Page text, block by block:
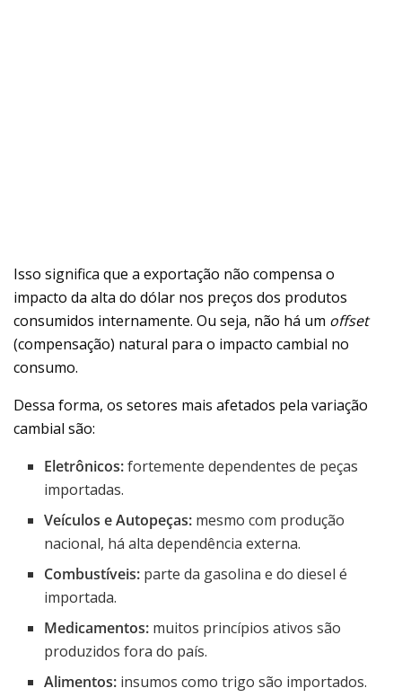
Isso significa que a exportação não compensa o
impacto da alta do dólar nos preços dos produtos
consumidos internamente. Ou seja, não há um offset
(compensação) natural para o impacto cambial no
consumo.
Dessa forma, os setores mais afetados pela variação
cambial são:
Eletrônicos:fortemente dependentes de peças
importadas.
Veículos e Autopeças: mesmo com produção
nacional, há alta dependência externa.
Combustíveis: parte da gasolina e do diesel é
importada.
Medicamentos: muitos princípios ativos são
produzidos fora do país.
Alimentos: insumos como trigo são importados.